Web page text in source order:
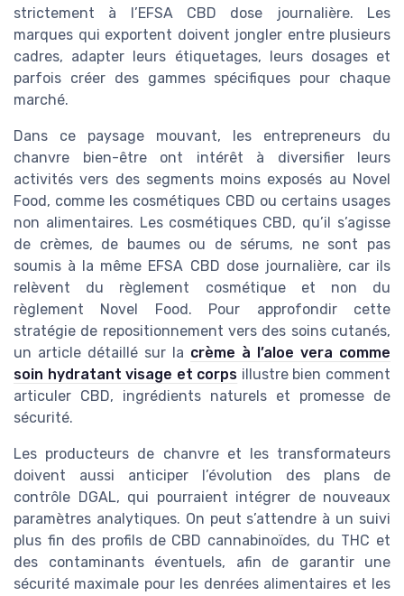
strictement à l’EFSA CBD dose journalière. Les
marques qui exportent doivent jongler entre plusieurs
cadres, adapter leurs étiquetages, leurs dosages et
parfois créer des gammes spécifiques pour chaque
marché.
Dans ce paysage mouvant, les entrepreneurs du
chanvre bien-être ont intérêt à diversifier leurs
activités vers des segments moins exposés au Novel
Food, comme les cosmétiques CBD ou certains usages
non alimentaires. Les cosmétiques CBD, qu’il s’agisse
de crèmes, de baumes ou de sérums, ne sont pas
soumis à la même EFSA CBD dose journalière, car ils
relèvent du règlement cosmétique et non du
règlement Novel Food. Pour approfondir cette
stratégie de repositionnement vers des soins cutanés,
un article détaillé sur la crème à l’aloe vera comme
soin hydratant visage et corps illustre bien comment
articuler CBD, ingrédients naturels et promesse de
sécurité.
Les producteurs de chanvre et les transformateurs
doivent aussi anticiper l’évolution des plans de
contrôle DGAL, qui pourraient intégrer de nouveaux
paramètres analytiques. On peut s’attendre à un suivi
plus fin des profils de CBD cannabinoïdes, du THC et
des contaminants éventuels, afin de garantir une
sécurité maximale pour les denrées alimentaires et les